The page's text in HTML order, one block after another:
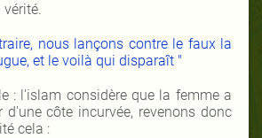
nous lançons contre le faux la
et le voilà qui disparaît "
: l'islam considère que la femme a
d'une côte incurvée, revenons donc
cela :